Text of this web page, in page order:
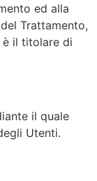
ed alla
Trattamento,
è il titolare di
il quale
Utenti.